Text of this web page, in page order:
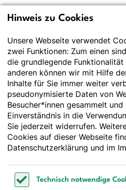
für Ernährung e.V.
Der Wissenschaft verpflichtet - Ihre Partnerin für
Essen und Trinken
Deutsche Gesellschaft für
Godesberger Allee 136
53175 Bonn
Tel:+49 228 3776-600
Fax:
+49 228 3776-800
webmaster@dge.de
[socialLinksTitle]
Hinweis zu Cookies
Unsere Webseite verwendet
zwei Funktionen: Zum einen
die grundlegende Funktionalität
anderen können wir mit Hilfe
Inhalte für Sie immer weiter
pseudonymisierte Daten von
Besucher*innen gesammelt
Einverständnis in die
Sie jederzeit widerrufen.
Cookies auf dieser Webseite
Datenschutzerklärung und im
Technisch notwendige